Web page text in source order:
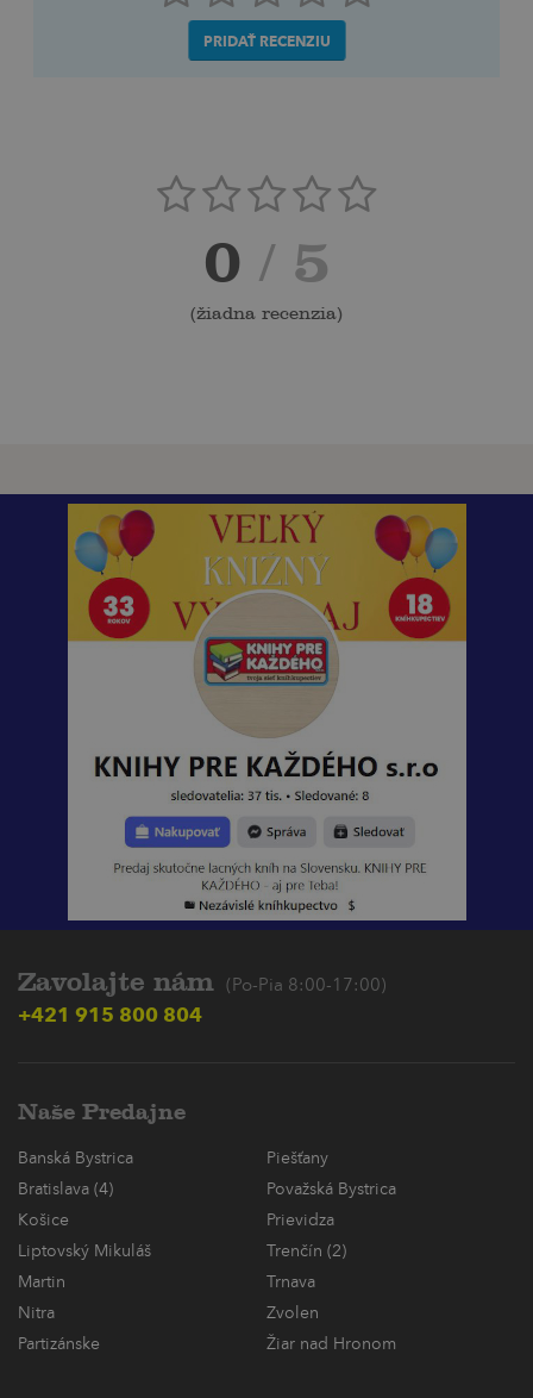
PRIDAŤ RECENZIU
0 / 5
(žiadna recenzia)
Zavolajte nám (Po-Pia 8:00-17:00)
+421 915 800 804
Naše Predajne
Banská Bystrica
Piešťany
Bratislava (4)
Považská Bystrica
Košice
Prievidza
Liptovský Mikuláš
Trenčín (2)
Martin
Trnava
Nitra
Zvolen
Partizánske
Žiar nad Hronom